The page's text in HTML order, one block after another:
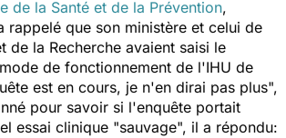
de la Santé et de la Prévention,
rappelé que son ministère et celui de
de la Recherche avaient saisi le
de fonctionnement de l'IHU de
est en cours, je n'en dirai pas plus",
pour savoir si l'enquête portait
essai clinique "sauvage", il a répondu: